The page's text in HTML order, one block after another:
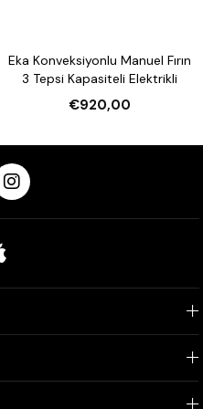
Eka Konveksiyonlu Manuel Fırın
3 Tepsi Kapasiteli Elektrikli
€920,00